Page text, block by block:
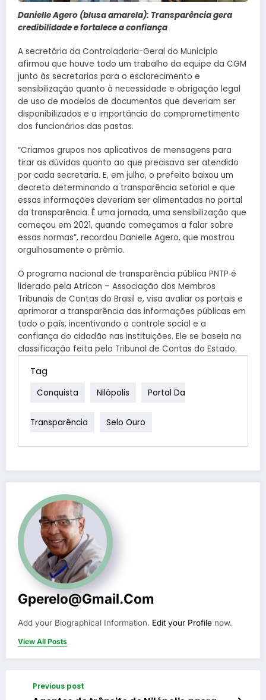
Danielle Agero (blusa amarela): Transparência gera
credibilidade e fortalece a confiança
A secretária da Controladoria-Geral do Município
afirmou que houve todo um trabalho da equipe da CGM
junto às secretarias para o esclarecimento e
sensibilização quanto à necessidade e obrigação legal
de uso de modelos de documentos que deveriam ser
disponibilizados e a importância do comprometimento
dos funcionários das pastas.
“Criamos grupos nos aplicativos de mensagens para
tirar as dúvidas quanto ao que precisava ser atendido
por cada secretaria. E, em julho, o prefeito baixou um
decreto determinando a transparência setorial e que
essas informações deveriam ser alimentadas no portal
da transparência. É uma jornada, uma sensibilização que
começou em 2021, quando começamos a falar sobre
essas normas”, recordou Danielle Agero, que mostrou
orgulhosamente o prêmio.
O programa nacional de transparência pública PNTP é
liderado pela Atricon – Associação dos Membros
Tribunais de Contas do Brasil e, visa avaliar os portais e
aprimorar a transparência das informações públicas em
todo o país, incentivando o controle social e a
confiança do cidadão nas instituições. Ele se baseia na
classificação feita pelo Tribunal de Contas do Estado.
Tag
Conquista Nilópolis Portal Da
Transparência Selo Ouro
Gperelo@gmail.com
Add your Biographical Information. Edit your Profile now.
View All Posts
Previous post